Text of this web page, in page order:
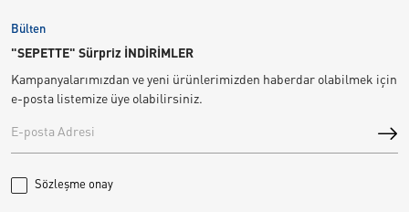
Bülten
"SEPETTE" Sürpriz İNDİRİMLER
Kampanyalarımızdan ve yeni ürünlerimizden haberdar olabilmek için
e-posta listemize üye olabilirsiniz.
Sözleşme onay